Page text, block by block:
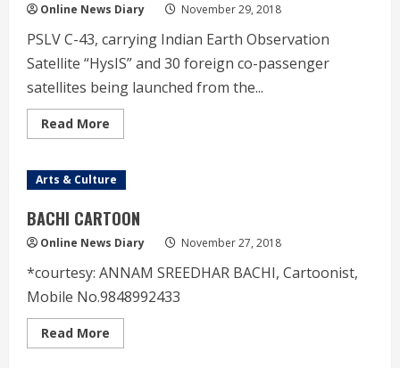
Online News Diary November 29, 2018
PSLV C-43, carrying Indian Earth Observation
Satellite “HysIS” and 30 foreign co-passenger
satellites being launched from the...
Read More
more
C43
successfully
earth
observation
satellite
HysIS
30
satellites
Arts & Culture
BACHI CARTOON
Online News Diary November 27, 2018
*courtesy: ANNAM SREEDHAR BACHI, Cartoonist,
Mobile No.9848992433
Read More
more